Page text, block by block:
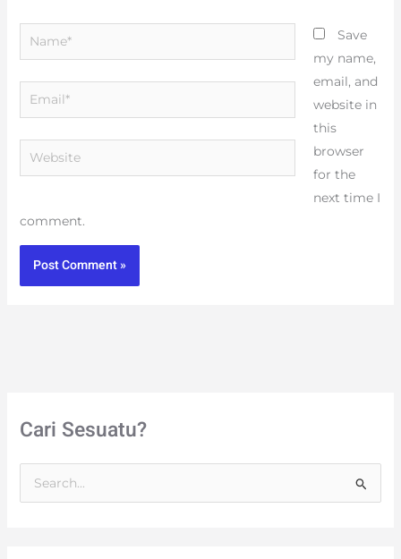
Name*
Email*
Website
Save
my name,
email, and
website in
this
browser
for the
next time I
comment.
Cari Sesuatu?